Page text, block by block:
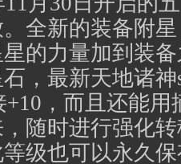
全新的装备附
的力量加到装
，最新天地诸
+10，而且还能
随时进行强化
级也可以永久